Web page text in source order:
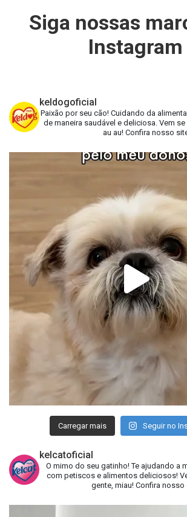
Siga nossas
Instagram
keldogoficial
Paixão por seu cão! Cuidando da
de maneira saudável e deliciosa. Vem
au au! Confira nosso
Carregar mais Seguir no
kelcatoficial
O mimo do seu gatinho!Te ajudando a
com petiscos e alimentos deliciosos!
gente, miau!Confira nosso